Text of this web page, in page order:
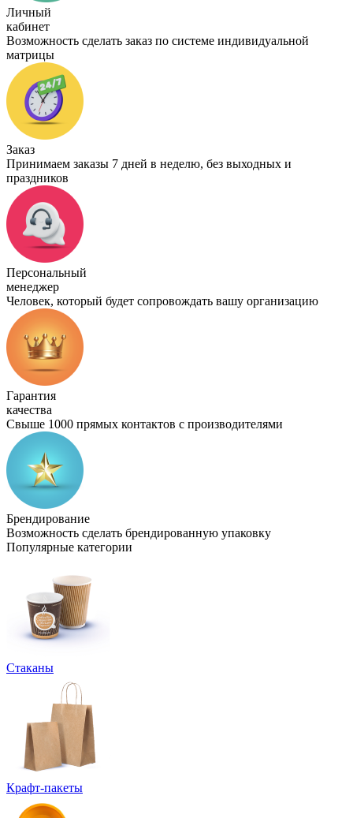
Личный
кабинет
Возможность сделать заказ по системе индивидуальной
матрицы
Заказ
Принимаем заказы 7 дней в неделю, без выходных и
праздников
Персональный
менеджер
Человек, который будет сопровождать вашу организацию
Гарантия
качества
Свыше 1000 прямых контактов с производителями
Брендирование
Возможность сделать брендированную упаковку
Популярные категории
Стаканы
Крафт-пакеты